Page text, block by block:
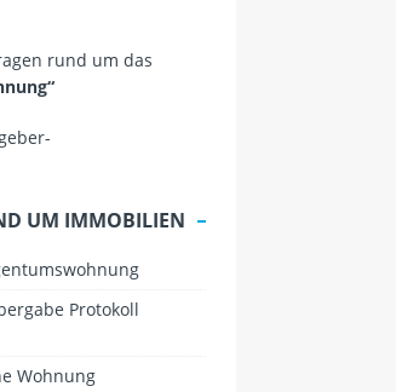
rund um das
UM IMMOBILIEN
Protokoll
Wohnung